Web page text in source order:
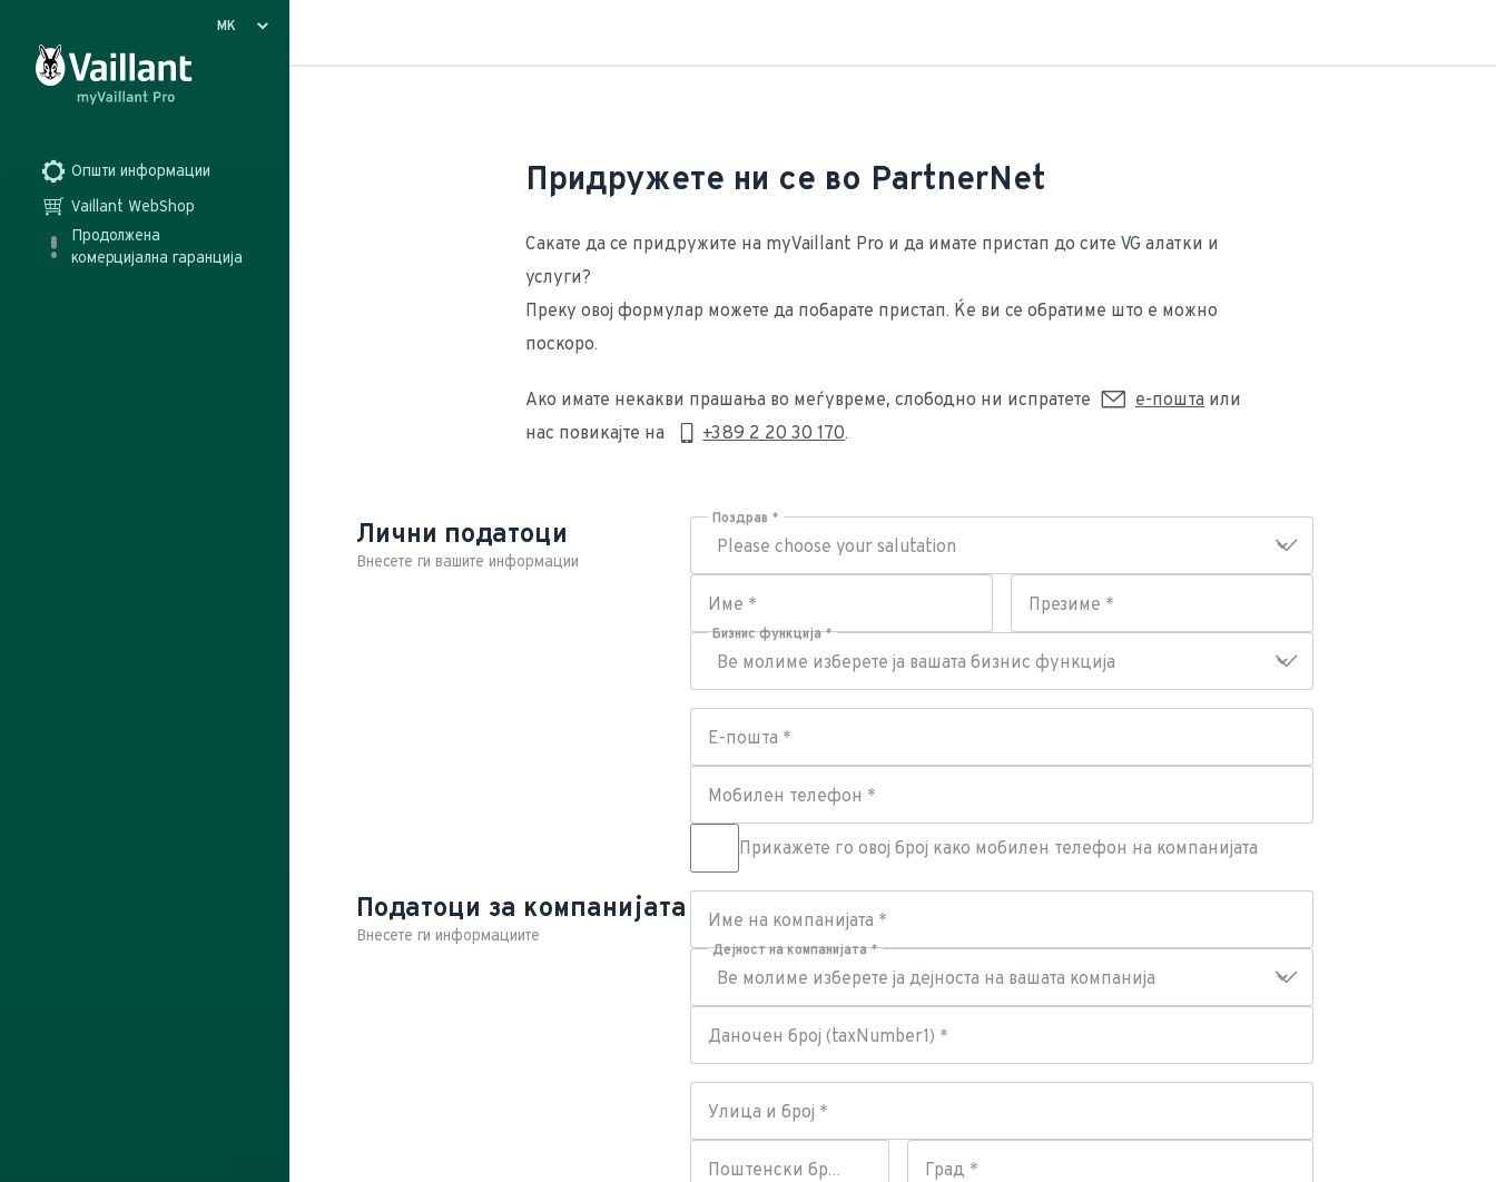
Општи информации
Vaillant WebShop
Продолжена
комерцијална гаранција
Придружете ни се во PartnerNet
Сакате да се придружите на myVaillant Pro и да имате пристап до сите VG алатки и
услуги?
Преку овој формулар можете да побарате пристап. Ќе ви се обратиме што е можно
поскоро.
Ако имате некакви прашања во меѓувреме, слободно ни испратете е-пошта или
нас повикајте на
+389 2 20 30 170.
Лични податоци
Внесете ги вашите информации
Поздрав *
Име * Презиме *
Бизнис функција *
Е-пошта *
Мобилен телефон *
Прикажете го овој број како мобилен телефон на компанијата
Податоци за компанијата
Внесете ги информациите
Име на компанијата *
Дејност на компанијата *
Даночен број (taxNumber1) *
Улица и број *
Поштенски број * Град *